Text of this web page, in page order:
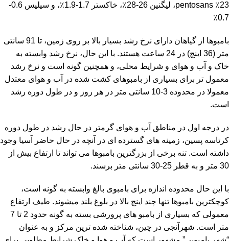
23٪ pentosans، لیگنین 26-28٪، خاکستر 1.7-1.9٪، و سیلیس 0.6-
0.7٪
بامبوها از گیاهان دارای نرخ رشد بسیار بالا بر روی زمین، تا 91 سانتی
متر (36 اینچ) در 24 ساعت هستند. با این حال، نرخ رشد وابسته به
خاک و آب و هوای و شرایط محلی، و همچنین گونه است و نرخ رشد
معمول تر برای بسیاری از بامبوهای کشت شده در آب و هوای معتدل
معمولا در محدوده 3-10 سانتی متر در هر روز و در طول دوره رشد
است.
در درجه اول در مناطق آب و هوای گرمتر در حال رشد در طول دوره
کرتاسه پسین، زمینه های گسترده ای در آنچه در حال حاضر آسیا وجود
داشته است. تنه برخی از بزرگترین بامبوها می تواند تا ارتفاع بیش از
30 متر و به قطر 25-30 سانتی متر برسند.
با این حال محدوده اندازه برای بامبوی بالغ وابسته به گونه است،
کوچکترین بامبوها تنها چند اینچ بالا در بلوغ بلند میشوند. طیف ارتفاع
معمولی که بسیاری از بامبو های پرورشی بسته به گونه حدود 2 تا 7
متر است. شهرآنجی در چین، شناخته شده ترین مرکز و به عنوان